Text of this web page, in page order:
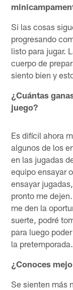
Si las cosas
progresando
listo para jugar.
cuerpo de
siento bien y
¿Cuántas
juego?
Es difícil ahora
algunos de los
en las jugadas
equipo ensayar
ensayar
pronto me
me den la
suerte, podré
para luego
la pretemporada.
¿Conoces
Se sienten más